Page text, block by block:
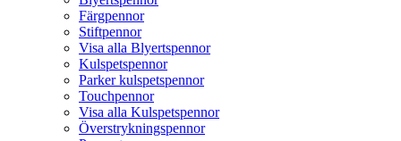
Färgpennor
Stiftpennor
Visa alla Blyertspennor
Kulspetspennor
Parker kulspetspennor
Touchpennor
Visa alla Kulspetspennor
Överstrykningspennor